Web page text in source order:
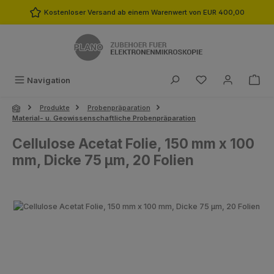
Zum Hauptinhalt springen
Kostenloser Versand ab einem Warenwert von EUR 400,00
Navigation Du hast 0
Produkte
Probenpräparation
Material- u. Geowissenschaftliche Probenpräparation
Cellulose Acetat Folie, 150 mm x 100
mm, Dicke 75 µm, 20 Folien
Bildergalerie überspringen